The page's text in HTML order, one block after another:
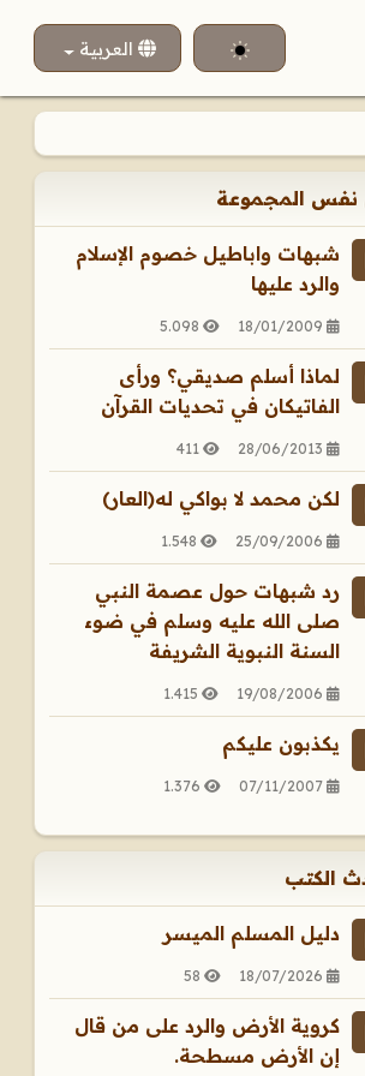
اختر لغتكالعربية
نفس المجموعة
شبهات واباطيل خصوم الإسلام
والرد عليها
18/01/2009
5.098
لماذا أسلم صديقي؟ ورأى
الفاتيكان في تحديات القرآن
28/06/2013
411
لكن محمد لا بواكي له(العار)
25/09/2006
1.548
رد شبهات حول عصمة النبي
صلى الله عليه وسلم في ضوء
السنة النبوية الشريفة
19/08/2006
1.415
يكذبون عليكم
07/11/2007
1.376
الكتب
دليل المسلم الميسر
18/07/2026
58
كروية الأرض والرد على من قال
إن الأرض مسطحة.